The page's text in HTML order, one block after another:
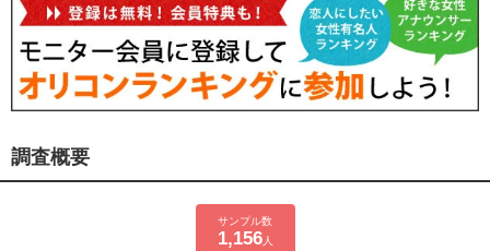
調査概要
サンプル数
1,156人